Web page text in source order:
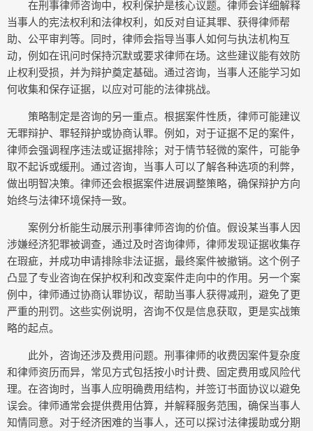
在刑事律师咨询中，权利保护是核心议题。律师会详细解释
当事人的宪法权利和法律权利，如反对自证其罪、获得律师帮
助、公平审判等。同时，律师会指导当事人如何与执法机构互
动，例如在讯问时保持沉默或要求律师在场。这些建议能有效防
止权利受损，并为辩护奠定基础。通过咨询，当事人还能学习如
何收集和保存证据，以应对可能的法律挑战。
策略制定是咨询的另一重点。根据案件性质，律师可能建议
无罪辩护、罪轻辩护或协商认罪。例如，对于证据不足的案件，
律师会强调程序违法或证据排除；对于情节轻微的案件，可能争
取不起诉或缓刑。通过咨询，当事人可以了解各种选项的利弊，
做出明智决策。律师还会根据案件进展调整策略，确保辩护方向
始终与法律环境保持一致。
案例分析能生动展示刑事律师咨询的价值。假设某当事人因
涉嫌经济犯罪被调查，通过及时咨询律师，律师发现证据收集存
在瑕疵，并成功申请排除非法证据，最终案件被撤销。这个例子
凸显了专业咨询在保护权利和改变案件走向中的作用。另一个案
例中，律师通过协商认罪协议，帮助当事人获得减刑，避免了更
严重的刑罚。这些实例说明，咨询不仅是信息获取，更是实战策
略的起点。
此外，咨询还涉及费用问题。刑事律师的收费因案件复杂度
和律师资历而异，常见方式包括按小时计费、固定费用或风险代
理。在咨询时，当事人应明确费用结构，并签订书面协议以避免
误会。律师通常会提供费用估算，并解释服务范围，确保当事人
知情同意。对于经济困难的当事人，还可以探讨法律援助或分期